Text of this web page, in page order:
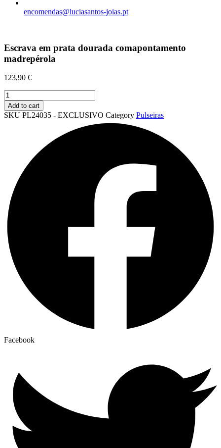
encomendas@luciasantos-joias.pt
Escrava em prata dourada comapontamento
madrepérola
123,90 €
Escrava
em
prata
dourada
Add to cart
SKU PL24035 - EXCLUSIVO Category Pulseiras
Facebook